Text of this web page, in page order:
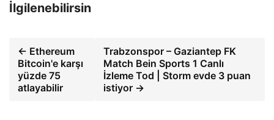
İlgilenebilirsin
← Ethereum
Bitcoin'e karşı
yüzde 75
atlayabilir
Trabzonspor – Gaziantep FK
Match Bein Sports 1 Canlı
İzleme Tod | Storm evde 3 puan
istiyor →